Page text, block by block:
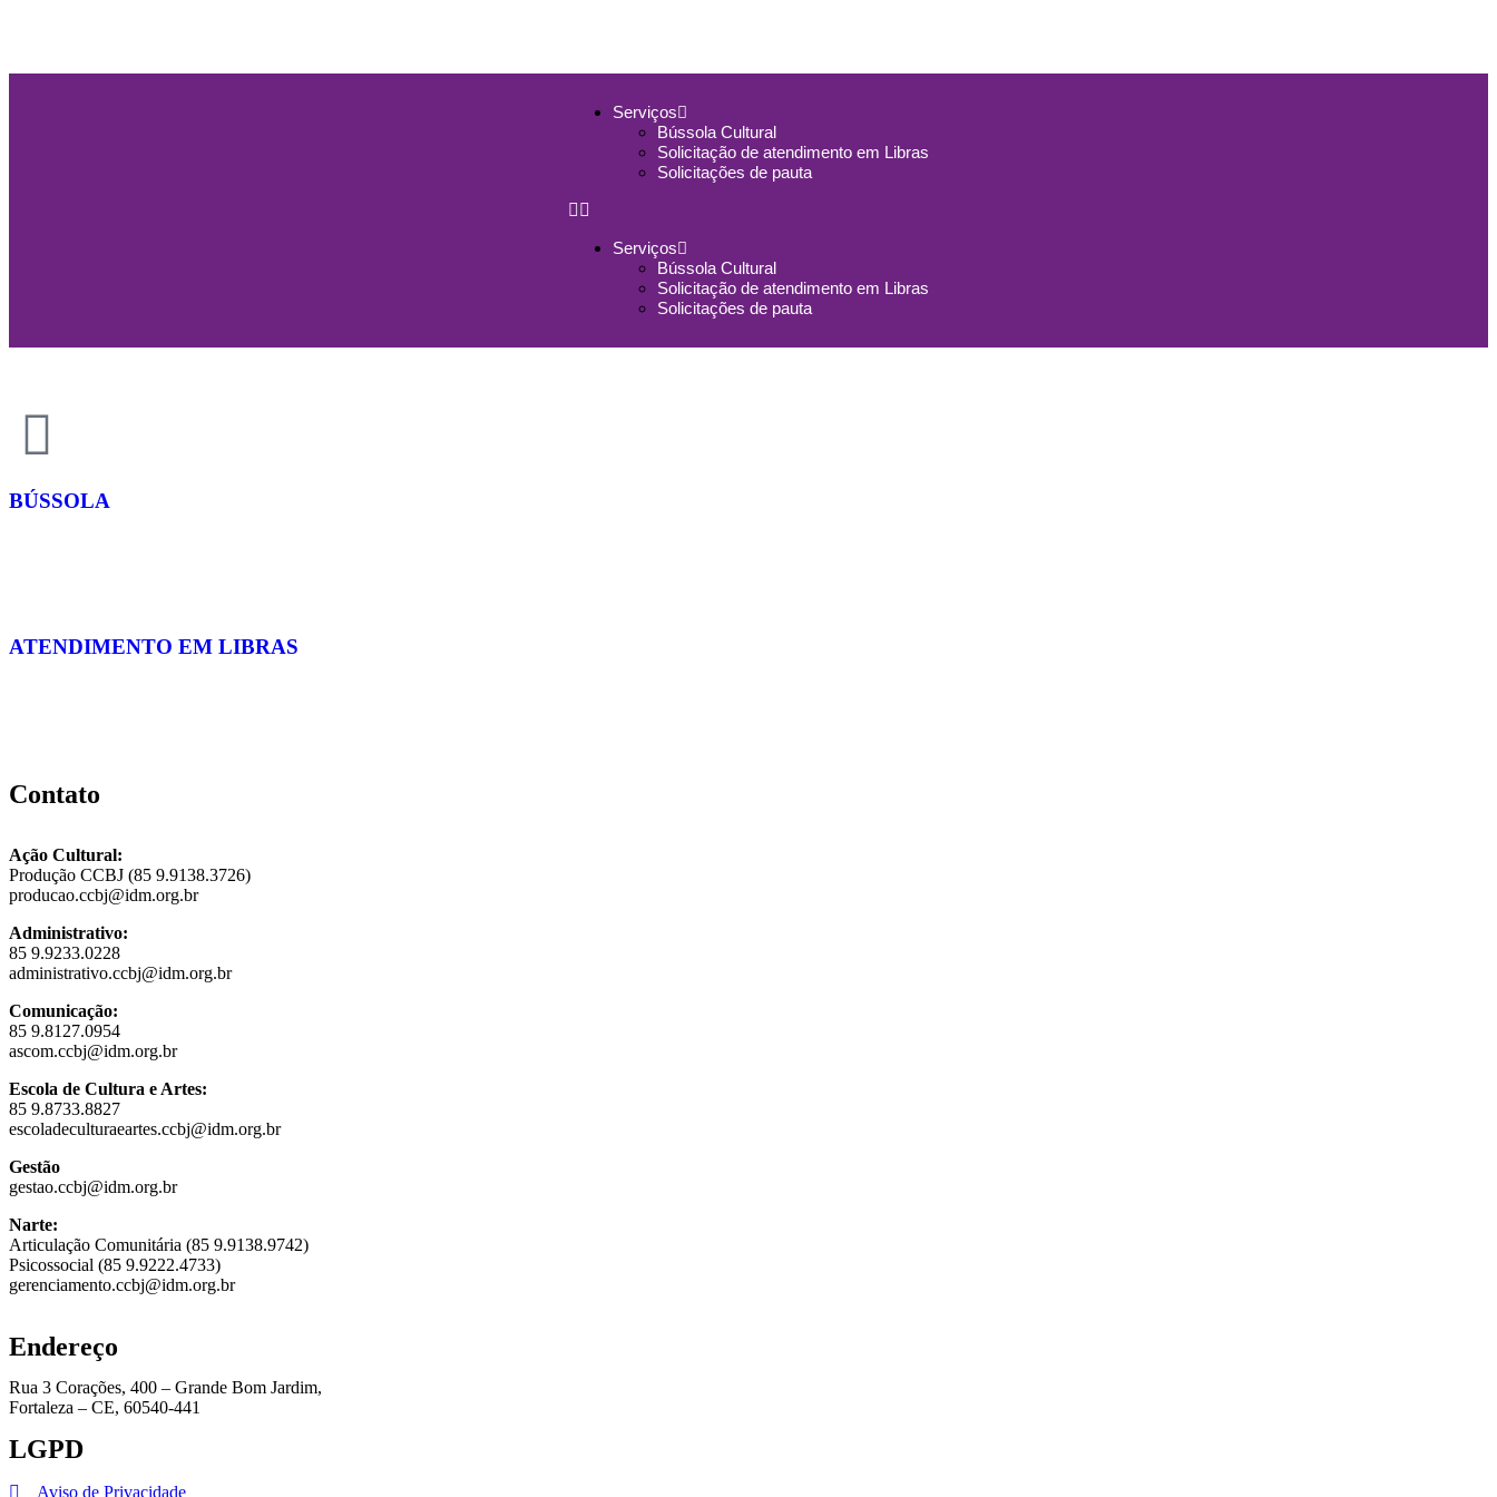
Serviços
Bússola Cultural
Solicitação de atendimento em Libras
Solicitações de pauta
Serviços
Bússola Cultural
Solicitação de atendimento em Libras
Solicitações de pauta
BÚSSOLA
ATENDIMENTO EM LIBRAS
Contato
Ação Cultural:
Produção CCBJ (85 9.9138.3726)
producao.ccbj@idm.org.br
Administrativo:
85 9.9233.0228
administrativo.ccbj@idm.org.br
Comunicação:
85 9.8127.0954
ascom.ccbj@idm.org.br
Escola de Cultura e Artes:
85 9.8733.8827
escoladeculturaeartes.ccbj@idm.org.br
Gestão
gestao.ccbj@idm.org.br
Narte:
Articulação Comunitária (85 9.9138.9742)
Psicossocial (85 9.9222.4733)
gerenciamento.ccbj@idm.org.br
Endereço
Rua 3 Corações, 400 – Grande Bom Jardim,
Fortaleza – CE, 60540-441
LGPD
Aviso de Privacidade